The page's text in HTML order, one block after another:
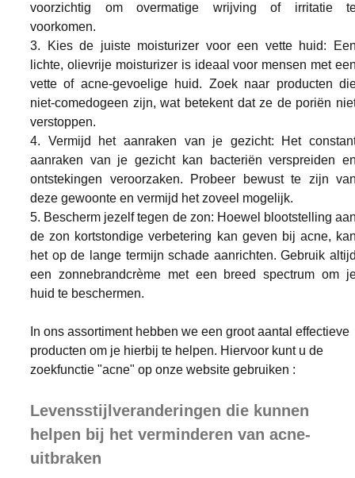
voorzichtig om overmatige wrijving of irritatie
voorkomen.
3. Kies de juiste moisturizer voor een vette huid:
lichte, olievrije moisturizer is ideaal voor mensen met
vette of acne-gevoelige huid. Zoek naar producten
niet-comedogeen zijn, wat betekent dat ze de poriën
verstoppen.
4. Vermijd het aanraken van je gezicht: Het
aanraken van je gezicht kan bacteriën verspreiden
ontstekingen veroorzaken. Probeer bewust te zijn
deze gewoonte en vermijd het zoveel mogelijk.
5. Bescherm jezelf tegen de zon: Hoewel blootstelling
de zon kortstondige verbetering kan geven bij acne,
het op de lange termijn schade aanrichten. Gebruik
een zonnebrandcrème met een breed spectrum om
huid te beschermen.
In ons assortiment hebben we een groot aantal effectieve
producten om je hierbij te helpen. Hiervoor kunt u de
zoekfunctie "acne" op onze website gebruiken :
Levensstijlveranderingen die kunnen
helpen bij het verminderen van acne-
uitbraken